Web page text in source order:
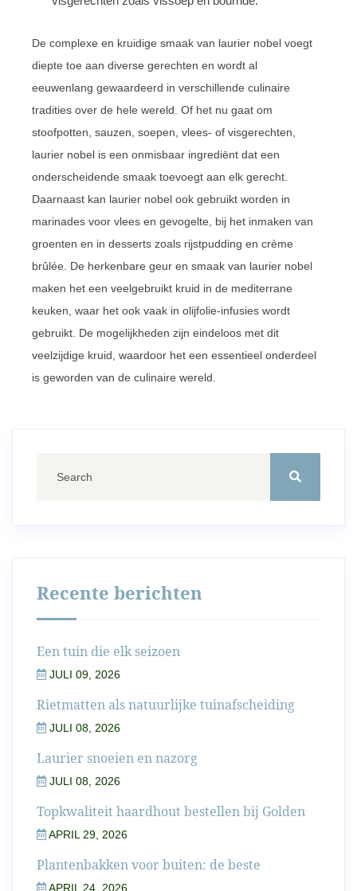
De complexe en kruidige smaak van laurier nobel voegt
diepte toe aan diverse gerechten en wordt al
eeuwenlang gewaardeerd in verschillende culinaire
tradities over de hele wereld. Of het nu gaat om
stoofpotten, sauzen, soepen, vlees- of visgerechten,
laurier nobel is een onmisbaar ingrediënt dat een
onderscheidende smaak toevoegt aan elk gerecht.
Daarnaast kan laurier nobel ook gebruikt worden in
marinades voor vlees en gevogelte, bij het inmaken van
groenten en in desserts zoals rijstpudding en crème
brûlée. De herkenbare geur en smaak van laurier nobel
maken het een veelgebruikt kruid in de mediterrane
keuken, waar het ook vaak in olijfolie-infusies wordt
gebruikt. De mogelijkheden zijn eindeloos met dit
veelzijdige kruid, waardoor het een essentieel onderdeel
is geworden van de culinaire wereld.
Recente berichten
Een tuin die elk seizoen
JULI 09, 2026
Rietmatten als natuurlijke tuinafscheiding
JULI 08, 2026
Laurier snoeien en nazorg
JULI 08, 2026
Topkwaliteit haardhout bestellen bij Golden
APRIL 29, 2026
Plantenbakken voor buiten: de beste
APRIL 24, 2026